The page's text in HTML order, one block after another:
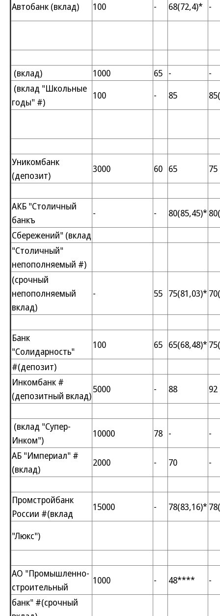
Автобанк (вклад) 100 - 68(72,4)* -
(вклад) 1000 65 -
-
(вклад "Школьные
годы" #)
100 - 85
Уникомбанк
(депозит)
3000 60 65 75
АКБ "Столичный
банкъ
- - 80(85,45)*
Сбережений" (вклад
"Столичный"
непополняемый #)
(срочный
непополняемый
вклад)
- 55 75(81,03)*
Банк
"Солидарность"
100 65 65(68,48)*
#(депозит)
Инкомбанк #
(депозитный вклад)
5000 - 88 92
(вклад "Супер-
Инком")
10000 78 -
-
АБ "Империал" #
(вклад)
2000 - 70 -
Промстройбанк
России #(вклад
15000 - 78(83,16)*
"Люкс")
АО "Промышленно-
строительный
1000 - 48****
-
банк" #(срочный